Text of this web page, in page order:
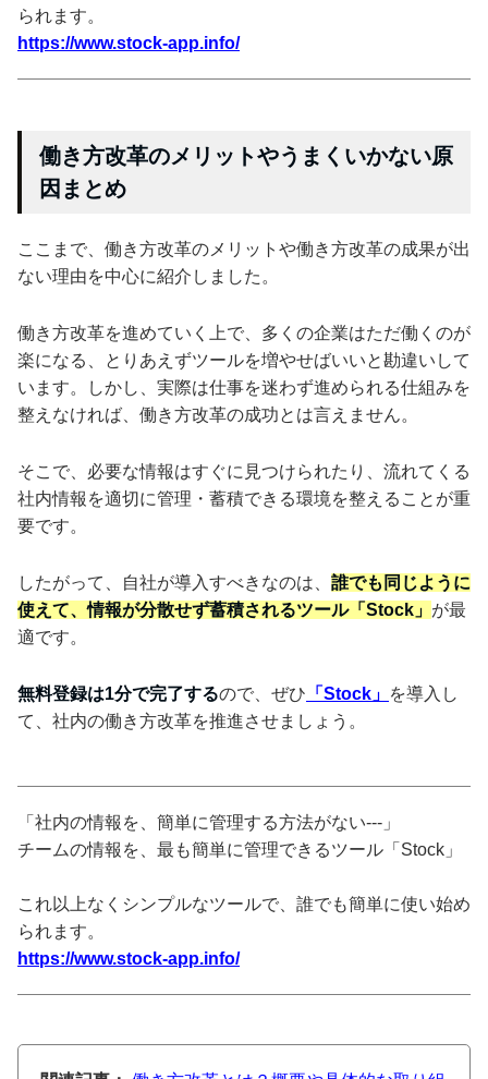
られます。
https://www.stock-app.info/
働き方改革のメリットやうまくいかない原
因まとめ
ここまで、働き方改革のメリットや働き方改革の成果が出
ない理由を中心に紹介しました。
働き方改革を進めていく上で、多くの企業はただ働くのが
楽になる、とりあえずツールを増やせばいいと勘違いして
います。しかし、実際は仕事を迷わず進められる仕組みを
整えなければ、働き方改革の成功とは言えません。
そこで、必要な情報はすぐに見つけられたり、流れてくる
社内情報を適切に管理・蓄積できる環境を整えることが重
要です。
したがって、自社が導入すべきなのは、 誰でも同じように
使えて、情報が分散せず蓄積されるツール「Stock」 が最
適です。
無料登録は1分で完了するので、ぜひ 「Stock」 を導入し
て、社内の働き方改革を推進させましょう。
「社内の情報を、簡単に管理する方法がない---」
チームの情報を、最も簡単に管理できるツール「Stock」
これ以上なくシンプルなツールで、誰でも簡単に使い始め
られます。
https://www.stock-app.info/